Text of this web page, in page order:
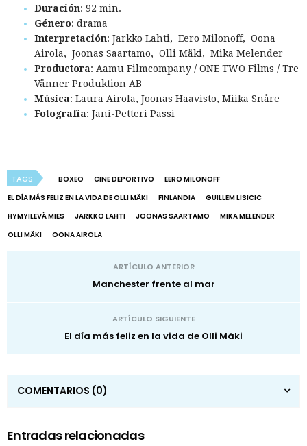
Duración: 92 min.
Género: drama
Interpretación: Jarkko Lahti, Eero Milonoff, Oona
Airola, Joonas Saartamo, Olli Mäki, Mika Melender
Productora: Aamu Filmcompany / ONE TWO Films / Tre
Vänner Produktion AB
Música: Laura Airola, Joonas Haavisto, Miika Snåre
Fotografía: Jani-Petteri Passi
TAGS BOXEO CINE DEPORTIVO
EERO MILONOFF
EL DÍA MÁS FELIZ EN LA VIDA DE OLLI MÄKI
FINLANDIA
GUILLEM LISICIC
HYMYILEVÄ MIES
JARKKO LAHTI JOONAS SAARTAMO
MIKA MELENDER
OLLI MÄKI
OONA AIROLA
ARTÍCULO ANTERIOR
Manchester frente al mar
ARTÍCULO SIGUIENTE
El día más feliz en la vida de Olli Mäki
COMENTARIOS (0)
Entradas relacionadas